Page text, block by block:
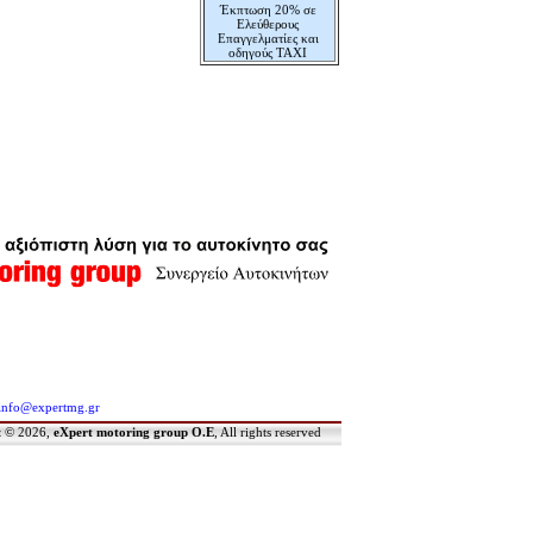
Έκπτωση 20% σε
Ελεύθερους
Επαγγελματίες και
οδηγούς ΤΑΧΙ
© 2026,eXpert motoring group O.E, All rights reserved
@expertmg.gr